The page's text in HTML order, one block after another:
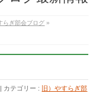
らぎ部会ブログ »
カテゴリー :
旧）やすらぎ部